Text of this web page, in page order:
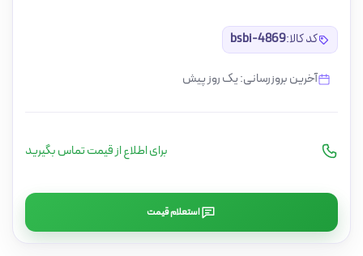
کد کالا:bsbi-4869
آخرین بروزرسانی: یک روز پیش
برای اطلاع از قیمت تماس بگیرید
استعلام قیمت